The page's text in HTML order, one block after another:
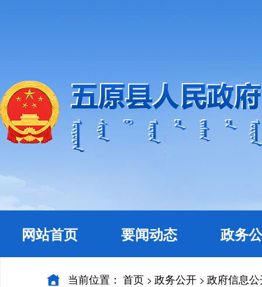
网站首页 要闻动态 政务
当前位置： 首页 > 政务公开 > 政府信息